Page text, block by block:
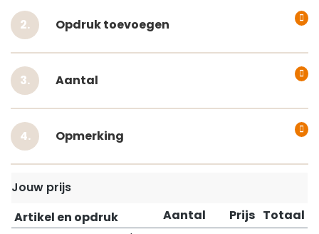
Opdruk toevoegen
Aantal
Opmerking
Jouw prijs
Artikel en opdruk
Aantal Prijs Totaal